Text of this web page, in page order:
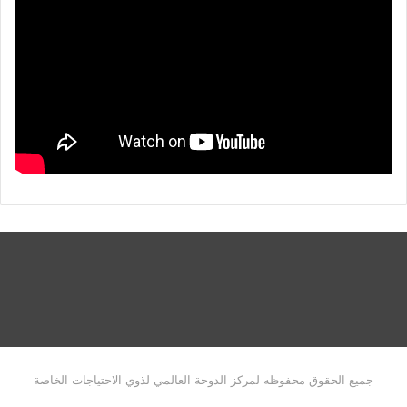
جميع الحقوق محفوظه لمركز الدوحة العالمي لذوي الاحتياجات الخاصة